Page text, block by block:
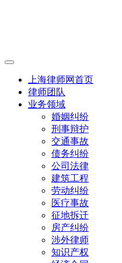
上海律师网首页
律师团队
业务领域
婚姻纠纷
刑事辩护
交通事故
债务纠纷
公司法律
建筑工程
劳动纠纷
医疗事故
征地拆迁
房产纠纷
涉外律师
知识产权